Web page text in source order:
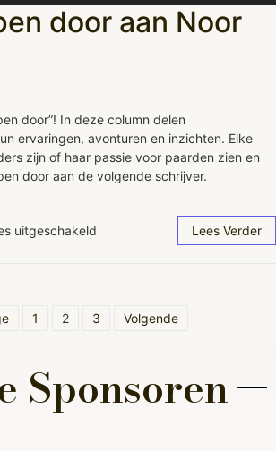
door aan Noor
door”! In deze column delen
ervaringen, avonturen en inzichten. Elke
zijn of haar passie voor paarden zien en
door aan de volgende schrijver.
uitgeschakeld Lees Verder
1 2 3 Volgende
Sponsoren